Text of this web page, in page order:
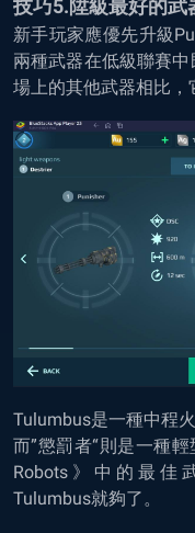
技巧5.陞級最好的武
新手玩家應優先升級
兩種武器在低級聯賽
場上的其他武器相比，
Tulumbus是一種中程
而”懲罰者“則是一種
Robots》中的最佳
Tulumbus就夠了。